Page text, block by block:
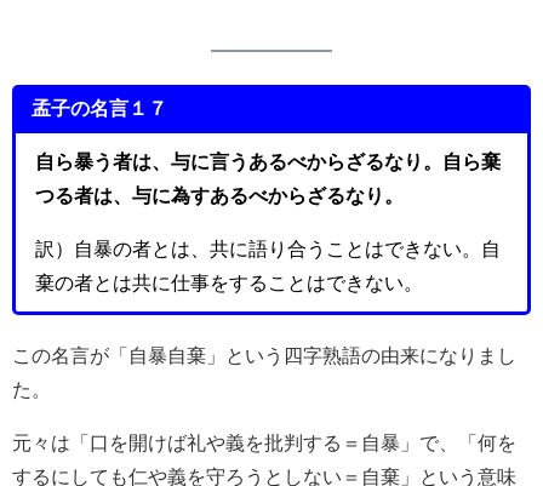
孟子の名言１７
自ら暴う者は、与に言うあるべからざるなり。自ら棄
つる者は、与に為すあるべからざるなり。
訳）自暴の者とは、共に語り合うことはできない。自
棄の者とは共に仕事をすることはできない。
この名言が「自暴自棄」という四字熟語の由来になりまし
た。
元々は「口を開けば礼や義を批判する＝自暴」で、「何を
するにしても仁や義を守ろうとしない＝自棄」という意味